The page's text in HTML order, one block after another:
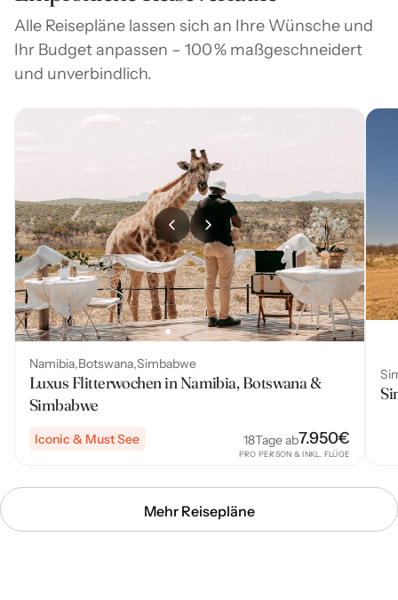
Alle Reisepläne lassen sich an Ihre Wünsche und
Ihr Budget anpassen – 100 % maßgeschneidert
und unverbindlich.
Namibia Botswana Simbabwe
Luxus Flitterwochen in Namibia, Botswana &
Simbabwe
Iconic & Must See 18Tage ab7.950€
PRO PERSON & INKL. FLÜGE
Mehr Reisepläne